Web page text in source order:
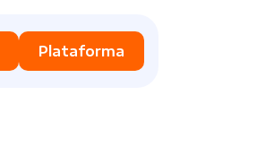
Plataforma